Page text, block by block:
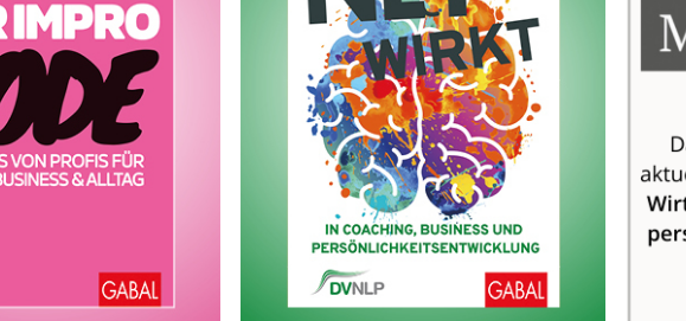
GV_COOKIES
Speichert den Zustimmungsstatus des Benutzers für Cookies
auf der aktuellen Domäne.